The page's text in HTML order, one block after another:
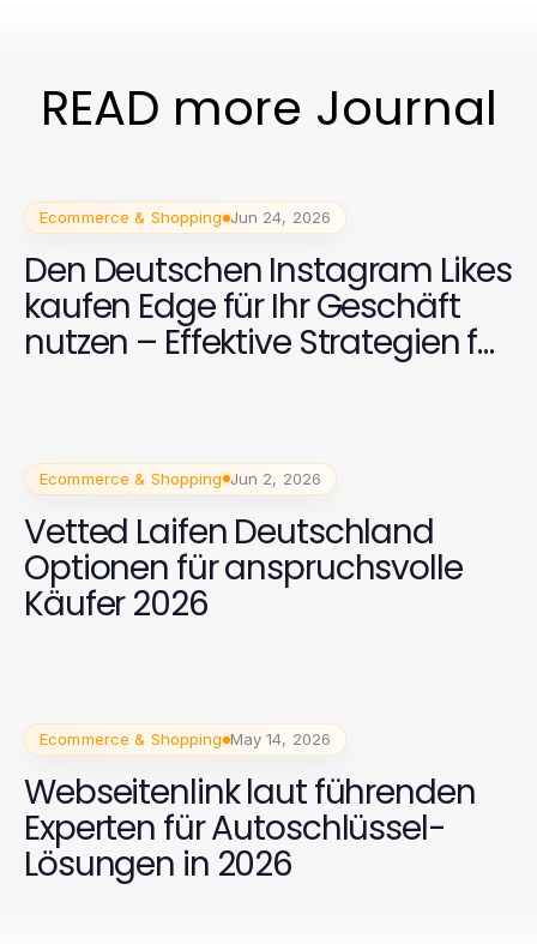
READ more Journal
Ecommerce & Shopping Jun 24, 2026
Den Deutschen Instagram Likes
kaufen Edge für Ihr Geschäft
nutzen – Effektive Strategien für
Ecommerce & Shopping Jun 2, 2026
Vetted Laifen Deutschland
Optionen für anspruchsvolle
Käufer 2026
Ecommerce & Shopping May 14, 2026
Webseitenlink laut führenden
Experten für Autoschlüssel-
Lösungen in 2026